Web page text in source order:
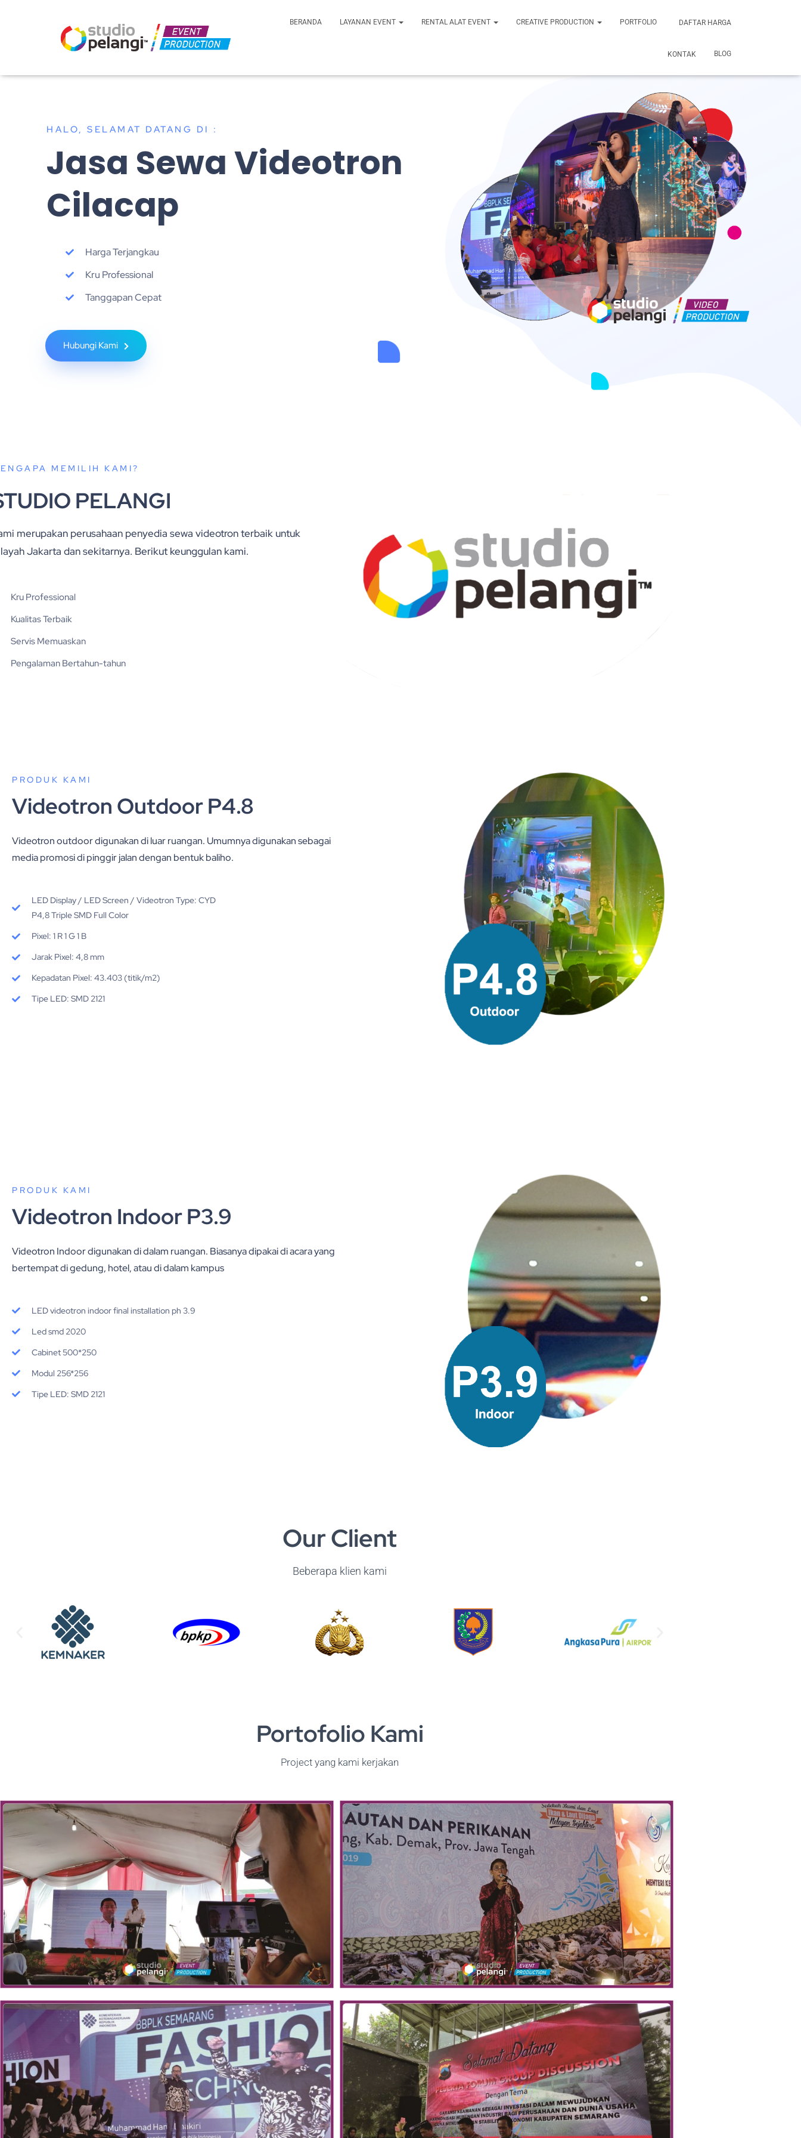
BERANDA LAYANAN EVENT RENTAL ALAT EVENT CREATIVE PRODUCTION PORTFOLIO DAFTAR HARGA
KONTAK BLOG
HALO, SELAMAT DATANG DI :
Jasa Sewa Videotron
Cilacap
Harga Terjangkau
Kru Professional
Tanggapan Cepat
Hubungi Kami
MEMILIH KAMI?
PELANGI
merupakan perusahaan penyedia sewa videotron terbaik untuk
Jakarta dan sekitarnya. Berikut keunggulan kami.
Kru Professional
Kualitas Terbaik
Servis Memuaskan
Pengalaman Bertahun-tahun
PRODUK KAMI
Videotron Outdoor P4.8
Videotron outdoor digunakan di luar ruangan. Umumnya digunakan sebagai
media promosi di pinggir jalan dengan bentuk baliho.
LED Display / LED Screen / Videotron Type: CYD
P4,8 Triple SMD Full Color
Pixel: 1 R 1 G 1 B
Jarak Pixel: 4,8 mm
Kepadatan Pixel: 43.403 (titik/m2)
Tipe LED: SMD 2121
PRODUK KAMI
Videotron Indoor P3.9
Videotron Indoor digunakan di dalam ruangan. Biasanya dipakai di acara yang
bertempat di gedung, hotel, atau di dalam kampus
LED videotron indoor final installation ph 3.9
Led smd 2020
Cabinet 500*250
Modul 256*256
Tipe LED: SMD 2121
Our Client
Beberapa klien kami
Portofolio Kami
Project yang kami kerjakan